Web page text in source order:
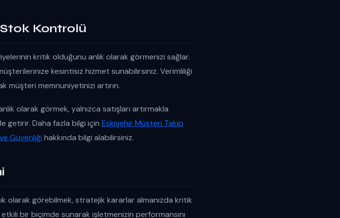
Kontrolü
kritik olduğunu anlık olarak görmenizi sağlar.
kesintisiz hizmet sunabilirsiniz. Verimliliği
müşteri memnuniyetinizi artırın.
olarak görmek, yalnızca satışları artırmakla
getirir. Daha fazla bilgi için Eskişehir Müşteri Takip
Güvenliği hakkında bilgi alabilirsiniz.
olarak görebilmek, stratejik kararlar almanızda kritik
etkili bir biçimde sunarak işletmenizin performansını